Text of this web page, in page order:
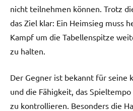
nicht teilnehmen können. Trotz
das Ziel klar: Ein Heimsieg muss
Kampf um die Tabellenspitze
zu halten.
Der Gegner ist bekannt für seine
und die Fähigkeit, das
zu kontrollieren. Besonders die